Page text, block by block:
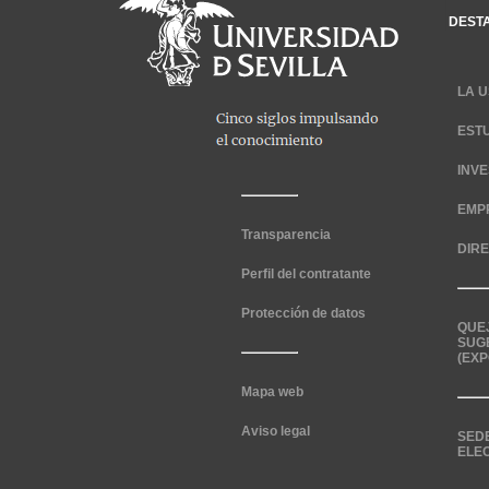
Transparencia
Perfil del contratante
Protección de datos
Mapa web
Aviso legal
LA